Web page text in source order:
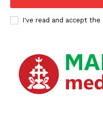
I've read and accept the